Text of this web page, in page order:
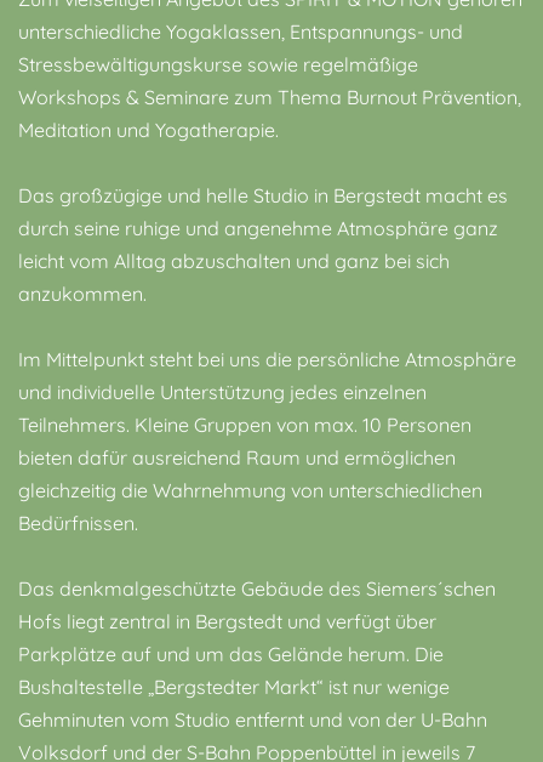
unterschiedliche Yogaklassen , Entspannungs- und
Stressbewältigungskurse sowie regelmäßige
Workshops & Seminare zum Thema Burnout Prävention,
Meditation und Yogatherapie.
Das großzügige und helle Studio in Bergstedt macht es
durch seine ruhige und angenehme Atmosphäre ganz
leicht vom Alltag abzuschalten und ganz bei sich
anzukommen.
Im Mittelpunkt steht bei uns die persönliche Atmosphäre
und individuelle Unterstützung jedes einzelnen
Teilnehmers. Kleine Gruppen von max. 10 Personen
bieten dafür ausreichend Raum und ermöglichen
gleichzeitig die Wahrnehmung von unterschiedlichen
Bedürfnissen.
Das denkmalgeschützte Gebäude des Siemers´schen
Hofs liegt zentral in Bergstedt und verfügt über
Parkplätze auf und um das Gelände herum. Die
Bushaltestelle „Bergstedter Markt“ ist nur wenige
Gehminuten vom Studio entfernt und von der U-Bahn
Volksdorf und der S-Bahn Poppenbüttel in jeweils 7